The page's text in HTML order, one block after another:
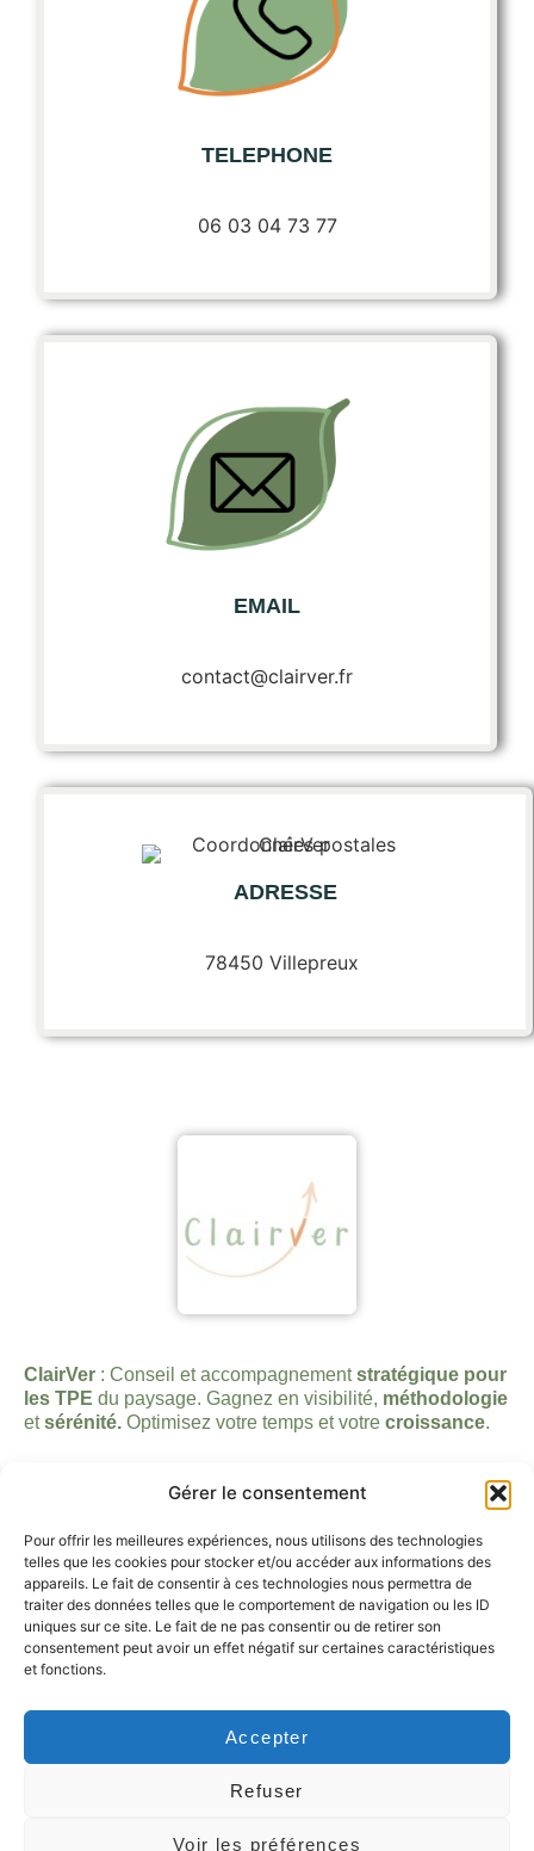
Gérer le consentement
Pour offrir les meilleures expériences, nous utilisons des technologies
telles que les cookies pour stocker et/ou accéder aux informations des
appareils. Le fait de consentir à ces technologies nous permettra de
traiter des données telles que le comportement de navigation ou les ID
uniques sur ce site. Le fait de ne pas consentir ou de retirer son
consentement peut avoir un effet négatif sur certaines caractéristiques
et fonctions.
Accepter
Refuser
Voir les préférences
TELEPHONE
06 03 04 73 77
EMAIL
contact@clairver.fr
ADRESSE
78450 Villepreux
ClairVer : Conseil et accompagnementstratégique pour
les TPE du paysage. Gagnez en visibilité, méthodologie
etsérénité. Optimisez votre temps et votre croissance.
Vous êtes entrepreneur
Vous êtes particulier
Contact
Blog
Contact
contact@clairver.fr